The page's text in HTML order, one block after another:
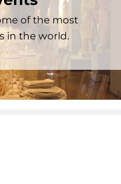
of the most
in the world.